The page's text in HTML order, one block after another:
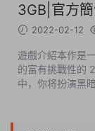
3GB|官方簡
2022-02-12
遊戲介紹本作是
的富有挑戰性的
中，你将扮演黑